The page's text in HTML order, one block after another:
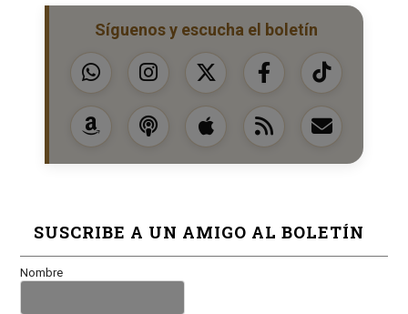
Síguenos y escucha el boletín
SUSCRIBE A UN AMIGO AL BOLETÍN
Nombre